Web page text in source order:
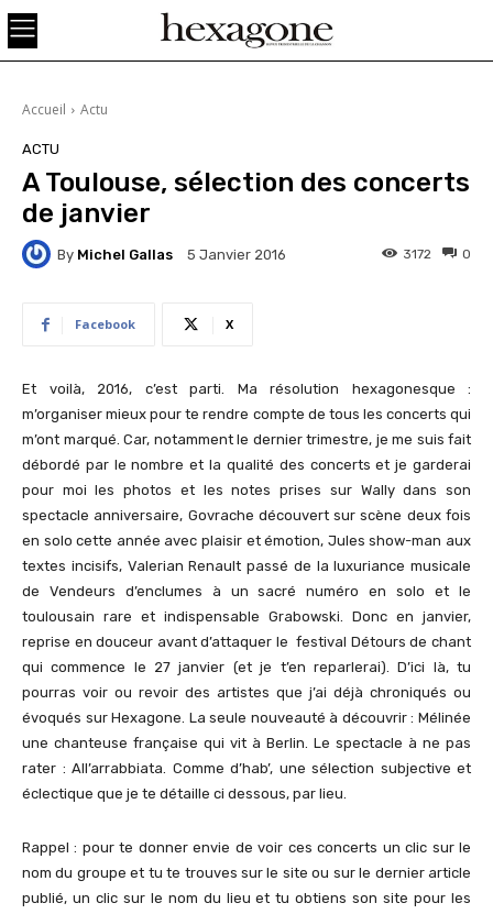
Accueil Actu
ACTU
A Toulouse, sélection des concerts
de janvier
By Michel Gallas 5 Janvier 2016 0
3172
Facebook X
Et voilà, 2016, c’est parti. Ma résolution hexagonesque :
m’organiser mieux pour te rendre compte de tous les concerts qui
m’ont marqué. Car, notamment le dernier trimestre, je me suis fait
débordé par le nombre et la qualité des concerts et je garderai
pour moi les photos et les notes prises sur Wally dans son
spectacle anniversaire, Govrache découvert sur scène deux fois
en solo cette année avec plaisir et émotion, Jules show-man aux
textes incisifs, Valerian Renault passé de la luxuriance musicale
de Vendeurs d’enclumes à un sacré numéro en solo et le
toulousain rare et indispensable Grabowski. Donc en janvier,
reprise en douceur avant d’attaquer le festival Détours de chant
qui commence le 27 janvier (et je t’en reparlerai). D’ici là, tu
pourras voir ou revoir des artistes que j’ai déjà chroniqués ou
évoqués sur Hexagone. La seule nouveauté à découvrir : Mélinée
une chanteuse française qui vit à Berlin. Le spectacle à ne pas
rater : All’arrabbiata. Comme d’hab’, une sélection subjective et
éclectique que je te détaille ci dessous, par lieu.
Rappel : pour te donner envie de voir ces concerts un clic sur le
nom du groupe et tu te trouves sur le site ou sur le dernier article
publié, un clic sur le nom du lieu et tu obtiens son site pour les